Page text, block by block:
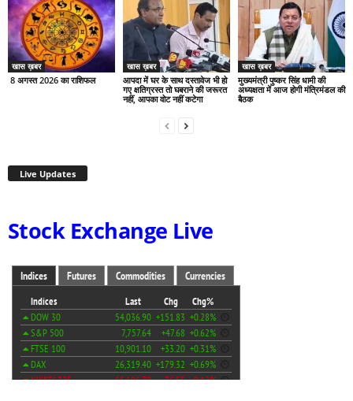
खास ख़बर
8 अगस्त 2026 का राशिफल
खास ख़बर
आपदा में घर के साथ दस्तावेज भी हो
गए क्षतिग्रस्त तो घबराने की जरूरत
नहीं, आपका वोट नहीं कटेगा
खास ख़बर
मुख्यमंत्री पुष्कर सिंह धामी की
अध्यक्षता में आज होगी मंत्रिमंडल की
बैठक
Live Updates
Stock Exchange Live